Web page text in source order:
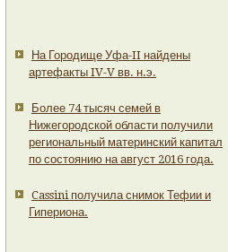
На Городище Уфа-II найдены
артефакты IV-V вв. н.э.
Более 74 тысяч семей в
Нижегородской области получили
региональный материнский капитал
по состоянию на август 2016 года.
Cassini получила снимок Тефии и
Гипериона.